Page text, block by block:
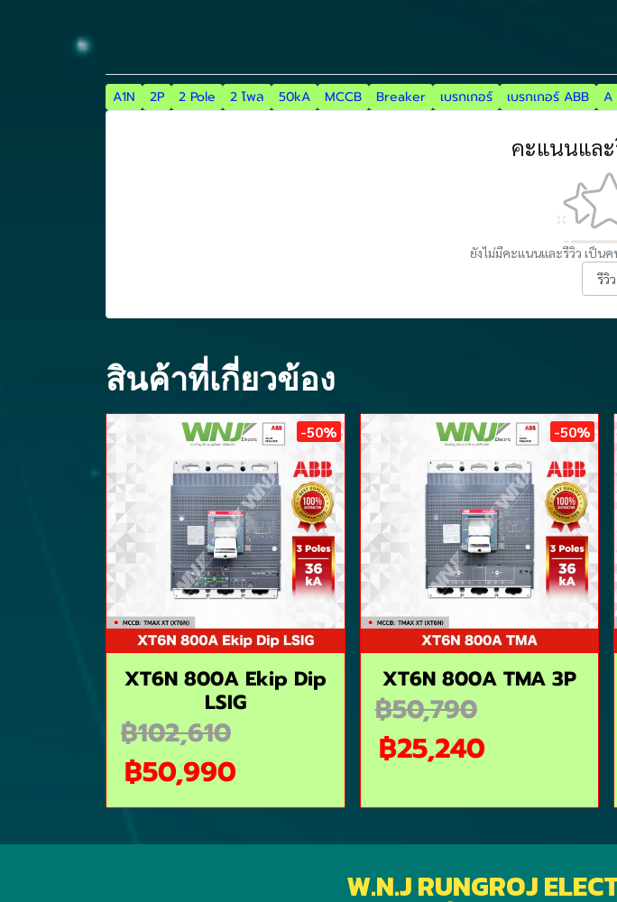
A1N 2P 2 Pole 2 โพล 50kA MCCB Breaker เบรกเกอร์ เบรกเกอร์ ABB A
คะแนนแล
ยังไม่มีคะแนนและรีวิว เป็น
รีวิว
สินค้าที่เกี่ยวข้อง
-50%
XT6N 800A Ekip Dip
LSIG
฿102,610
฿50,990
-50%
XT6N 800A TMA 3P
฿50,790
฿25,240
W.N.J RUNGROJ